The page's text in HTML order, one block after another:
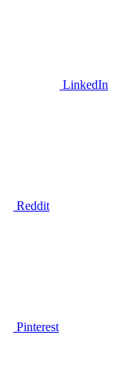
LinkedIn
Reddit
Pinterest